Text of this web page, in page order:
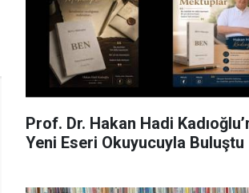
Prof. Dr. Hakan Hadi
Yeni Eseri Okuyucuyla Buluştu